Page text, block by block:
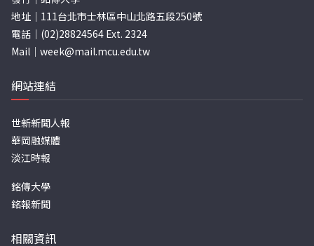
地址｜111台北市士林區中山北路五段250號
電話｜(02)28824564 Ext. 2324
Mail｜ week@mail.mcu.edu.tw
網站連結
世新新聞人報
華岡融媒體
淡江時報
銘傳大學
銘報新聞
相關資訊